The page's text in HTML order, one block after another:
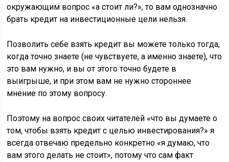
окружающим вопрос «а стоит ли?», то вам однозначно
брать кредит на инвестиционные цели нельзя.
Позволить себе взять кредит вы можете только тогда,
когда точно знаете (не чувствуете, а именно знаете), что
это вам нужно, и вы от этого точно будете в
выигрыше, и при этом вам не нужно стороннее
мнение по этому вопросу.
Поэтому на вопрос своих читателей «что вы думаете о
том, чтобы взять кредит с целью инвестирования?» я
всегда отвечаю предельно конкретно «я думаю, что
вам этого делать не стоит», потому что сам факт